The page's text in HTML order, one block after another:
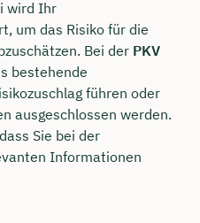
wird Ihr
um das Risiko für die
Bei der PKV
bestehende
führen oder
ausgeschlossen werden.
Sie bei der
Informationen